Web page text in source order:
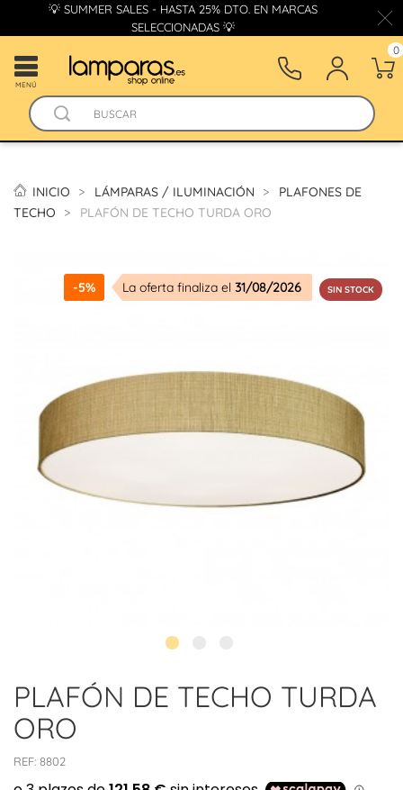
💡 SUMMER SALES - HASTA 25% DTO. EN MARCAS
SELECCIONADAS 💡
MENÚ
0
INICIO LÁMPARAS / ILUMINACIÓN
PLAFONES DE
TECHO
PLAFÓN DE TECHO TURDA ORO
-5% La oferta finaliza el 31/08/2026 SIN STOCK
PLAFÓN DE TECHO TURDA
ORO
REF: 8802